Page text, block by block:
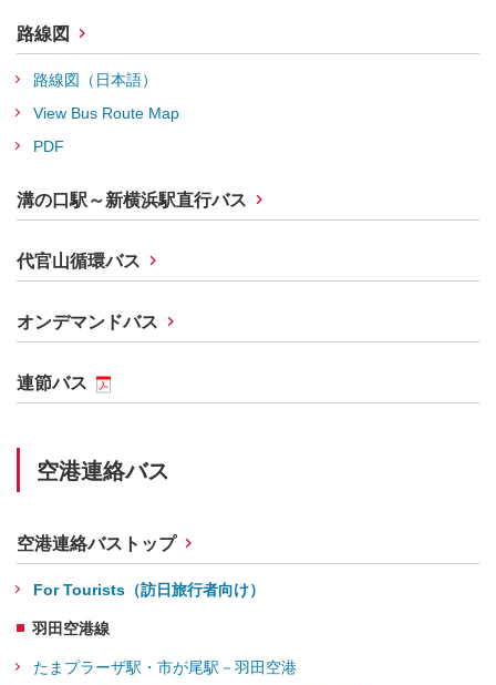
路線図
路線図（日本語）
View Bus Route Map
PDF
溝の口駅～新横浜駅直行バス
代官山循環バス
オンデマンドバス
連節バス
空港連絡バス
空港連絡バストップ
For Tourists（訪日旅行者向け）
羽田空港線
たまプラーザ駅・市が尾駅－羽田空港